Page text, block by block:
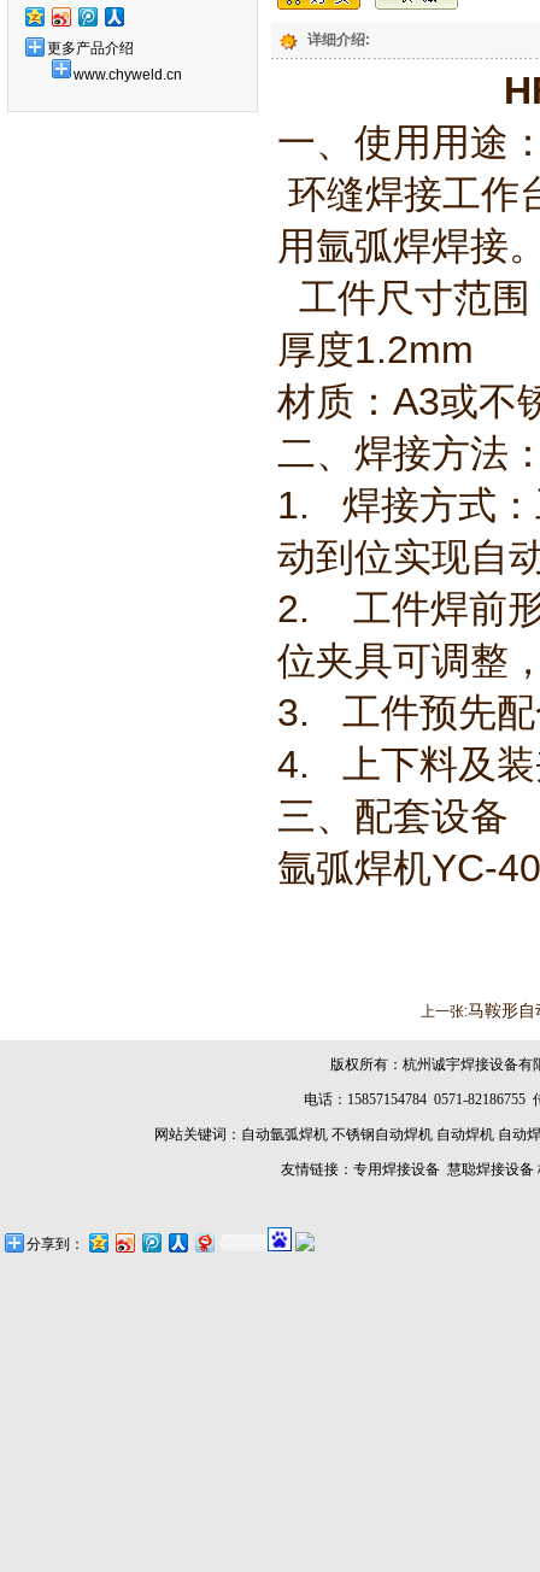
更多产品介绍
www.chyweld.cn
详细介绍:
一、使用用途
环缝焊接工作
用氩弧焊焊接
工件尺寸范
厚度1.2mm
材质：A3或不
二、焊接方法
1. 焊接方式：
动到位实现自
2. 工件焊前形
位夹具可调整
3. 工件预先配
4. 上下料及装
三、配套设备
氩弧焊机YC-
上一张:马鞍形自
版权所有：杭州诚宇焊接设备
电话：15857154784 0571-
网站关键词： 自动氩弧焊机 不锈钢自动焊机 自动焊机 自动
友情链接：专用焊接设备 慧聪焊接设备
分享到：